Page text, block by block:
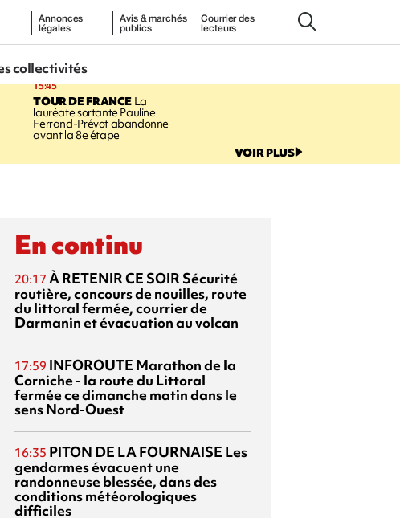
Annonces
légales
Avis & marchés
publics
Courrier des
lecteurs
collectivités
15:45
TOUR DE FRANCELa
lauréate sortante Pauline
Ferrand-Prévot abandonne
avant la 8e étape
VOIR PLUS
En continu
20:17 À RETENIR CE SOIR Sécurité
routière, concours de nouilles, route
du littoral fermée, courrier de
Darmanin et évacuation au volcan
17:59 INFOROUTE Marathon de la
Corniche - la route du Littoral
fermée ce dimanche matin dans le
sens Nord-Ouest
16:35 PITON DE LA FOURNAISE Les
gendarmes évacuent une
randonneuse blessée, dans des
conditions météorologiques
difficiles